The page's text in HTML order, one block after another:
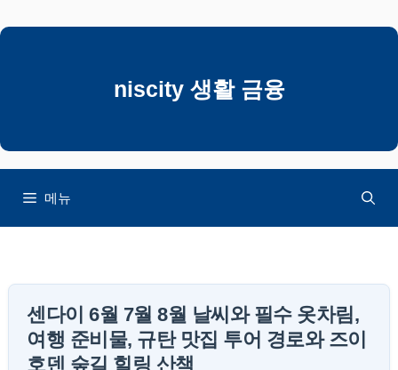
텐
뛰
niscity 생활 금융
메뉴
센다이 6월 7월 8월 날씨와 필수 옷차림,
여행 준비물, 규탄 맛집 투어 경로와 즈이
호덴 숲길 힐링 산책